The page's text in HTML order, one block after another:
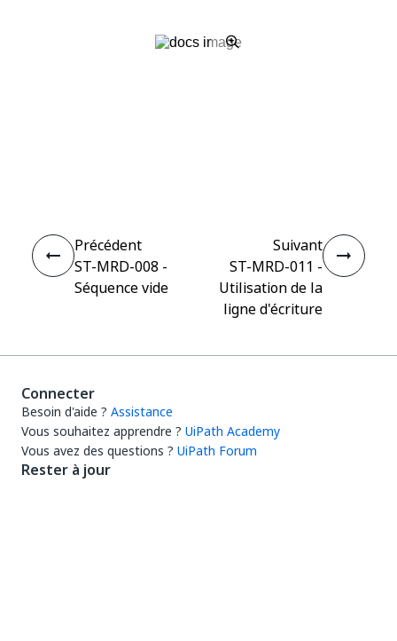
Précédent
ST-MRD-008 -
Séquence vide
Suivant
ST-MRD-011 -
Utilisation de la
ligne d'écriture
Connecter
Besoin d'aide ? Assistance
Vous souhaitez apprendre ? UiPath Academy
Vous avez des questions ? UiPath Forum
Rester à jour